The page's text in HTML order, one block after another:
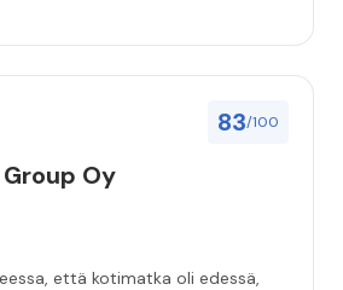
83/100
Oy
että kotimatka oli edessä,